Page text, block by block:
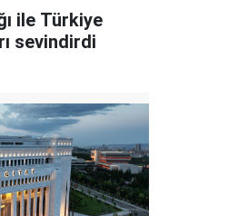
ile Türkiye
sevindirdi